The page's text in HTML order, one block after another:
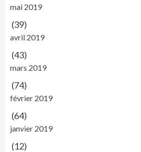
mai 2019
(39)
avril 2019
(43)
mars 2019
(74)
février 2019
(64)
janvier 2019
(12)